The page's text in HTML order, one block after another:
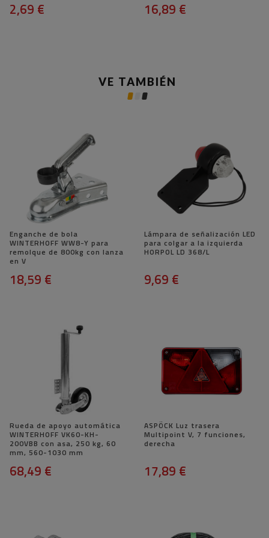
2,69 € 16,89 €
VE TAMBIÉN
Enganche de bola
WINTERHOFF WW8-Y para
remolque de 800kg con lanza
en V
18,59 €
Lámpara de señalización LED
para colgar a la izquierda
HORPOL LD 368/L
9,69 €
Rueda de apoyo automática
WINTERHOFF VK60-KH-
200VBB con asa, 250 kg, 60
mm, 560-1030 mm
68,49 €
ASPÖCK Luz trasera
Multipoint V, 7 funciones,
derecha
17,89 €